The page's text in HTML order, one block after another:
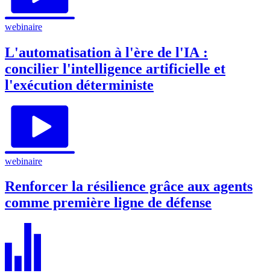
webinaire
L'automatisation à l'ère de l'IA :
concilier l'intelligence artificielle et
l'exécution déterministe
webinaire
Renforcer la résilience grâce aux agents
comme première ligne de défense